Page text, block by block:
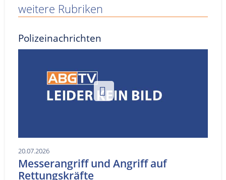
weitere Rubriken
Polizeinachrichten
20.07.2026
Messerangriff und Angriff auf
Rettungskräfte